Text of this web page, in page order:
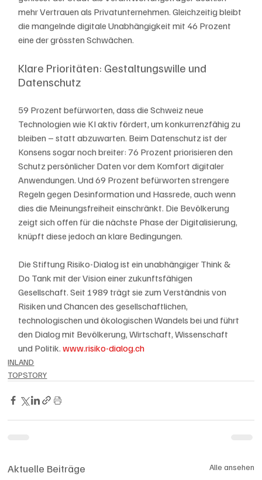
mehr Vertrauen als Privatunternehmen. Gleichzeitig bleibt
die mangelnde digitale Unabhängigkeit mit 46 Prozent
eine der grössten Schwächen.
Klare Prioritäten: Gestaltungswille und
Datenschutz
59 Prozent befürworten, dass die Schweiz neue
Technologien wie KI aktiv fördert, um konkurrenzfähig zu
bleiben – statt abzuwarten. Beim Datenschutz ist der
Konsens sogar noch breiter: 76 Prozent priorisieren den
Schutz persönlicher Daten vor dem Komfort digitaler
Anwendungen. Und 69 Prozent befürworten strengere
Regeln gegen Desinformation und Hassrede, auch wenn
dies die Meinungsfreiheit einschränkt. Die Bevölkerung
zeigt sich offen für die nächste Phase der Digitalisierung,
knüpft diese jedoch an klare Bedingungen.
Die Stiftung Risiko-Dialog ist ein unabhängiger Think &
Do Tank mit der Vision einer zukunftsfähigen
Gesellschaft. Seit 1989 trägt sie zum Verständnis von
Risiken und Chancen des gesellschaftlichen,
technologischen und ökologischen Wandels bei und führt
den Dialog mit Bevölkerung, Wirtschaft, Wissenschaft
und Politik. www.risiko-dialog.ch
INLAND
TOPSTORY
Aktuelle Beiträge Alle ansehen